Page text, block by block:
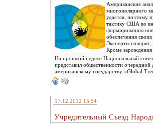
Американские
многополярного
удастся, поэтому
тактику США во
формированию
обеспечения
Эксперты говорят,
Кроме
На прошлой неделе Национальный
представил общественности
американскому государству «Global
17.12.2012 15:54
Учредительный Съезд